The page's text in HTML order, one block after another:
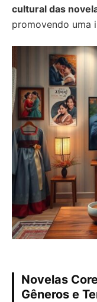
cultural das
promovendo uma
Novelas
Gêneros e